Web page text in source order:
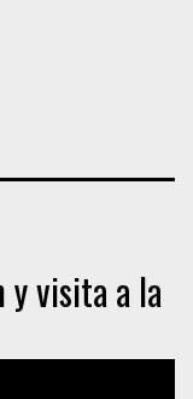
y visita a la